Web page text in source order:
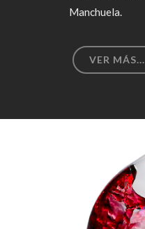
Manchuela.
VER MÁS...